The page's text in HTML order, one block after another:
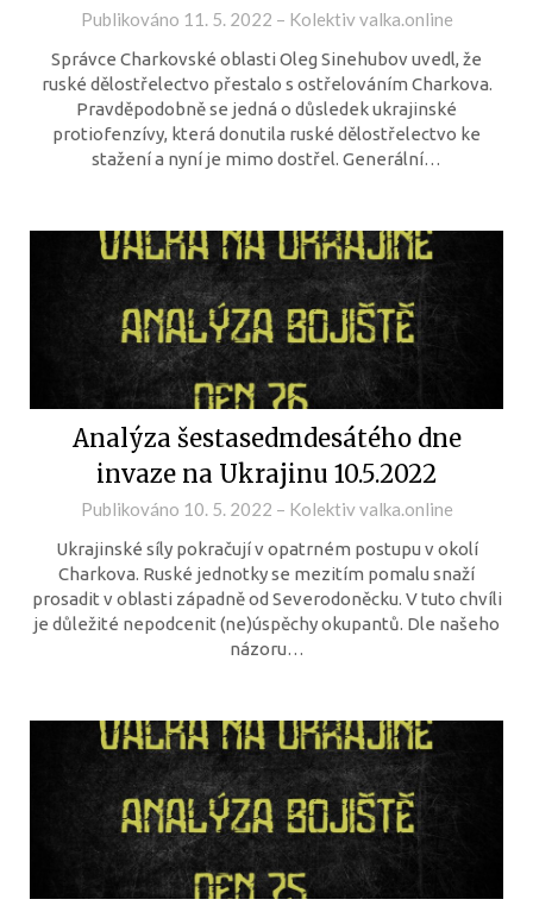
Publikováno 11. 5. 2022 – Kolektiv valka.online
Správce Charkovské oblasti Oleg Sinehubov uvedl, že
ruské dělostřelectvo přestalo s ostřelováním Charkova.
Pravděpodobně se jedná o důsledek ukrajinské
protiofenzívy, která donutila ruské dělostřelectvo ke
stažení a nyní je mimo dostřel. Generální…
Analýza šestasedmdesátého dne
invaze na Ukrajinu 10.5.2022
Publikováno 10. 5. 2022 – Kolektiv valka.online
Ukrajinské síly pokračují v opatrném postupu v okolí
Charkova. Ruské jednotky se mezitím pomalu snaží
prosadit v oblasti západně od Severodoněcku. V tuto chvíli
je důležité nepodcenit (ne)úspěchy okupantů. Dle našeho
názoru…